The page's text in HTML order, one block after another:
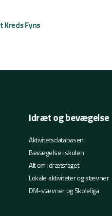
Kreds Fyns
Idræt og bevægelse
Aktivitetsdatabasen
Bevægelse i skolen
Alt om idrætsfaget
Lokale aktiviteter og stævner
DM-stævner og Skoleliga